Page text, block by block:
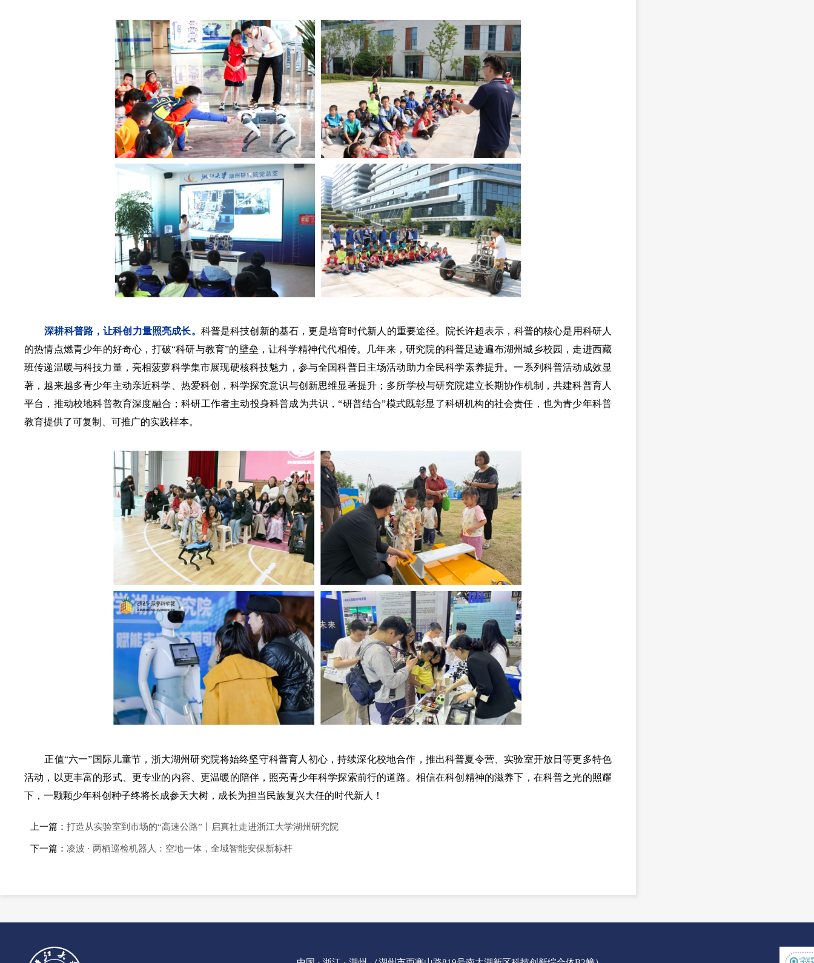
深耕科普路，让科创力量照亮成长。 科普是科技创新的基石，更是培育时代新人的重要途径。院长许超表示，科普的核心是用科研人
的热情点燃青少年的好奇心，打破“科研与教育”的壁垒，让科学精神代代相传。几年来，研究院的科普足迹遍布湖州城乡校园，走进西藏
班传递温暖与科技力量，亮相菠萝科学集市展现硬核科技魅力，参与全国科普日主场活动助力全民科学素养提升。一系列科普活动成效显
著，越来越多青少年主动亲近科学、热爱科创，科学探究意识与创新思维显著提升；多所学校与研究院建立长期协作机制，共建科普育人
平台，推动校地科普教育深度融合；科研工作者主动投身科普成为共识，“研普结合”模式既彰显了科研机构的社会责任，也为青少年科普
教育提供了可复制、可推广的实践样本。
正值“六一”国际儿童节，浙大湖州研究院将始终坚守科普育人初心，持续深化校地合作，推出科普夏令营、实验室开放日等更多特色
活动，以更丰富的形式、更专业的内容、更温暖的陪伴，照亮青少年科学探索前行的道路。相信在科创精神的滋养下，在科普之光的照耀
下，一颗颗少年科创种子终将长成参天大树，成长为担当民族复兴大任的时代新人！
上一篇： 打造从实验室到市场的“高速公路”丨启真社走进浙江大学湖州研究院
下一篇： 凌波 · 两栖巡检机器人：空地一体，全域智能安保新标杆